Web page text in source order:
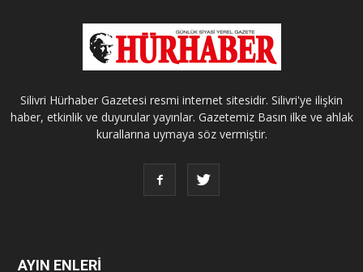
Silivri Hürhaber Gazetesi resmi internet sitesidir. Silivri'ye ilişkin
haber, etkinlik ve duyurular yayınlar. Gazetemiz Basın ilke ve ahlak
kurallarına uymaya söz vermiştir.
AYIN ENLERİ